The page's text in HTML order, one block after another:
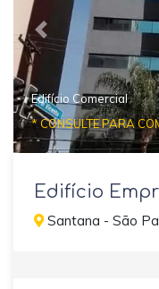
Previous
Edifício Comercial
* CONSULTE PARA
Edifício
Santana - São